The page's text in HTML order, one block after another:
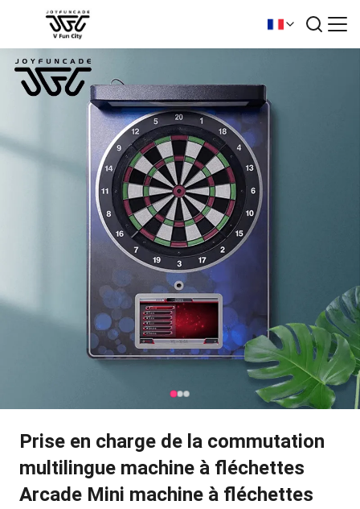
Prise en charge de la commutation
multilingue machine à fléchettes
Arcade Mini machine à fléchettes